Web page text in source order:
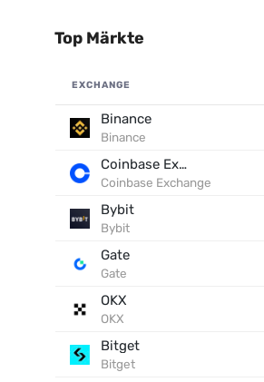
Top Märkte
EXCHANGE
Binance
Binance
Coinbase Exchange
Coinbase Exchange
Bybit
Bybit
Gate
Gate
OKX
OKX
Bitget
Bitget